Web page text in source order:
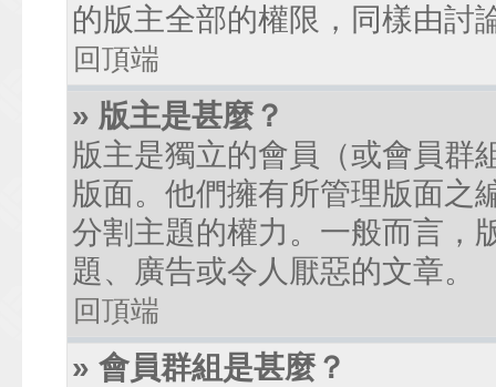
的版主全部的權限，同樣由討
回頂端
» 版主是甚麼？
版主是獨立的會員（或會員群
版面。他們擁有所管理版面之
分割主題的權力。一般而言，
題、廣告或令人厭惡的文章。
回頂端
» 會員群組是甚麼？